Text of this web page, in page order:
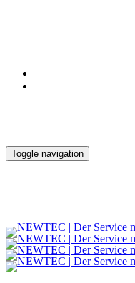
Toggle navigation